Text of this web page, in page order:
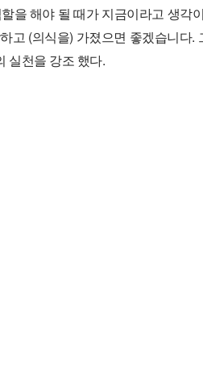
을 해야 될 때가 지금이라고 생각
고 (의식을) 가졌으면 좋겠습니다
실천을 강조 했다.